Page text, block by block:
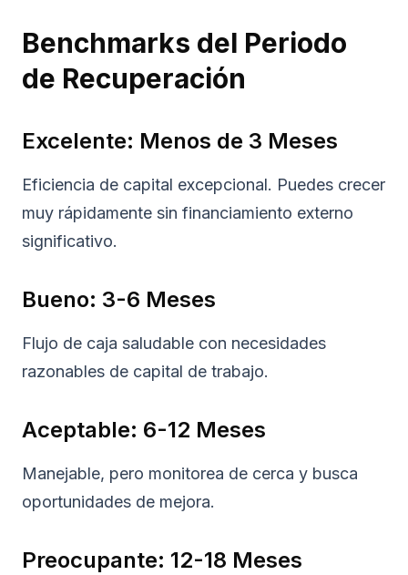
Benchmarks del Periodo
de Recuperación
Excelente: Menos de 3 Meses
Eficiencia de capital excepcional. Puedes crecer
muy rápidamente sin financiamiento externo
significativo.
Bueno: 3-6 Meses
Flujo de caja saludable con necesidades
razonables de capital de trabajo.
Aceptable: 6-12 Meses
Manejable, pero monitorea de cerca y busca
oportunidades de mejora.
Preocupante: 12-18 Meses